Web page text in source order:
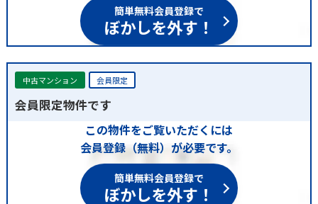
簡単無料会員登録で
ぼかしを外す！
中古マンション 会員限定
会員限定物件です
この物件をご覧いただくには
会員登録（無料）が必要です。
簡単無料会員登録で
ぼかしを外す！